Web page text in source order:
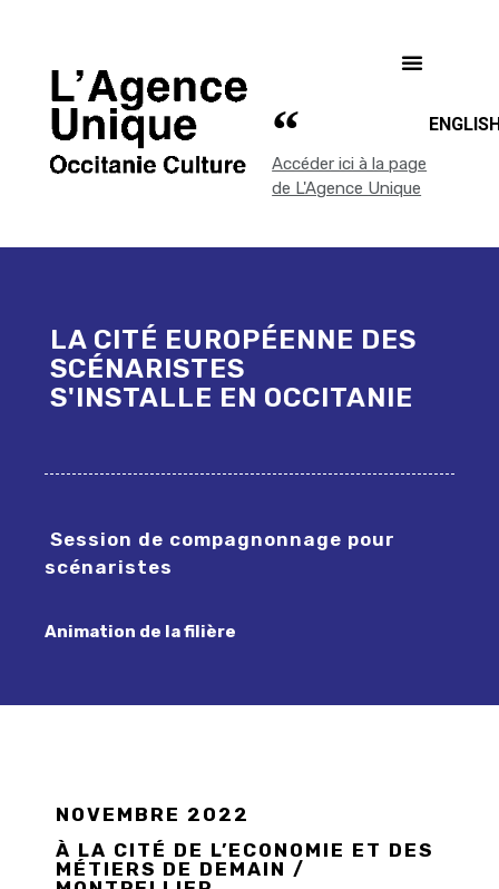
Accéder ici à la page
de L'Agence Unique
LA CITÉ EUROPÉENNE DES
SCÉNARISTES
S'INSTALLE EN OCCITANIE
Session de compagnonnage pour
scénaristes
Animation de la filière
NOVEMBRE 2022
À LA CITÉ DE L’ECONOMIE ET DES
MÉTIERS DE DEMAIN /